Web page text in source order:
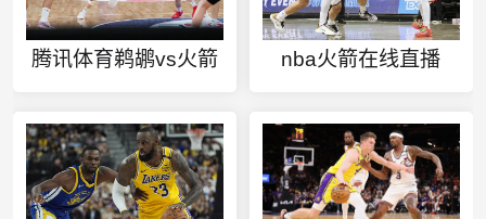
腾讯体育鹈鹕vs火箭 nba火箭在线直播